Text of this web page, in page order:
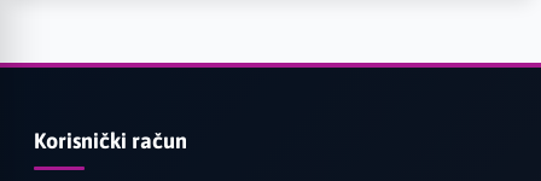
Korisnički račun